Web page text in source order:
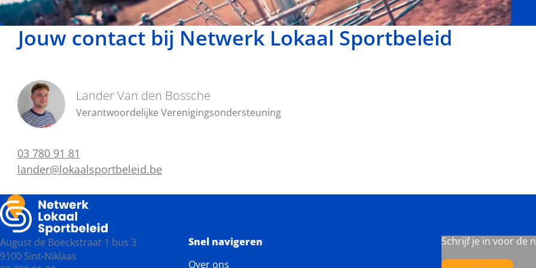
Jouw contact bij Netwerk Lokaal Sportbeleid
Lander Van den Bossche
Verantwoordelijke Verenigingsondersteuning
03 780 91 81
lander@lokaalsportbeleid.be
August de Boeckstraat 1 bus 3
9100 Sint-Niklaas
Snel navigeren
Over ons
Schrijf je in voor de